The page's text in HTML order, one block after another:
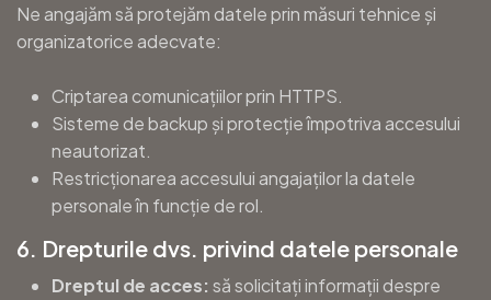
Ne angajăm să protejăm datele prin măsuri tehnice și
organizatorice adecvate:
Criptarea comunicațiilor prin HTTPS.
Sisteme de backup și protecție împotriva accesului
neautorizat.
Restricționarea accesului angajaților la datele
personale în funcție de rol.
6. Drepturile dvs. privind datele personale
Dreptul de acces: să solicitați informații despre